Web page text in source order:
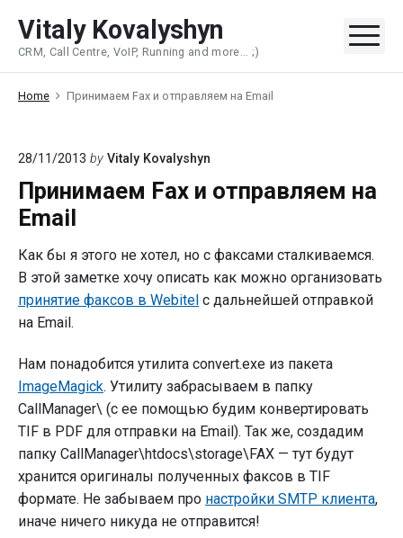
content
Vitaly Kovalyshyn
CRM, Call Centre, VoIP, Running and more... ;)
Home Принимаем Fax и отправляем на Email
28/11/2013 by Vitaly Kovalyshyn
Принимаем Fax и отправляем на
Email
Как бы я этого не хотел, но с факсами сталкиваемся.
В этой заметке хочу описать как можно организовать
принятие факсов в Webitel с дальнейшей отправкой
на Email.
Нам понадобится утилита convert.exe из пакета
ImageMagick. Утилиту забрасываем в папку
CallManager\ (с ее помощью будим конвертировать
TIF в PDF для отправки на Email). Так же, создадим
папку CallManager\htdocs\storage\FAX — тут будут
хранится оригиналы полученных факсов в TIF
формате. Не забываем про настройки SMTP клиента,
иначе ничего никуда не отправится!